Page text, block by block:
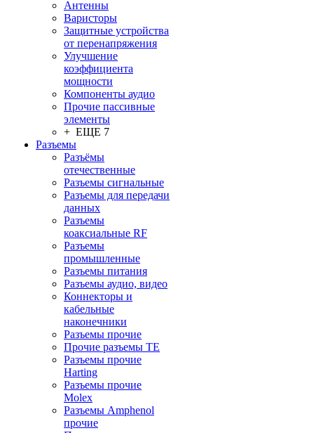
Антенны
Варисторы
Защитные устройства
от перенапряжения
Улучшение
коэффициента
мощности
Компоненты аудио
Прочие пассивные
элементы
+ ЕЩЕ 7
Разъeмы
Разъёмы
отечественные
Разъeмы сигнальные
Разъeмы для передачи
данных
Разъeмы
коаксиальные RF
Разъeмы
промышленные
Разъeмы питания
Разъeмы аудио, видео
Коннекторы и
кабельные
наконечники
Разъeмы прочие
Прочие разъемы TE
Разъемы прочие
Harting
Разъемы прочие
Molex
Разъемы Amphenol
прочие